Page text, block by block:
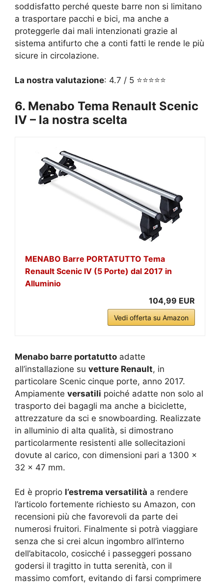
soddisfatto perché queste barre non si limitano
a trasportare pacchi e bici, ma anche a
proteggerle dai mali intenzionati grazie al
sistema antifurto che a conti fatti le rende le più
sicure in circolazione.
La nostra valutazione: 4.7 / 5 ⭐⭐⭐⭐⭐
6. Menabo Tema Renault Scenic
IV – la nostra scelta
MENABO Barre PORTATUTTO Tema
Renault Scenic IV (5 Porte) dal 2017 in
Alluminio
104,99 EUR
Vedi offerta su Amazon
Menabo barre portatutto adatte
all’installazione su vetture Renault, in
particolare Scenic cinque porte, anno 2017.
Ampiamente versatili poiché adatte non solo al
trasporto dei bagagli ma anche a biciclette,
attrezzature da sci e snowboarding. Realizzate
in alluminio di alta qualità, si dimostrano
particolarmente resistenti alle sollecitazioni
dovute al carico, con dimensioni pari a 1300 x
32 x 47 mm.
Ed è proprio l’estrema versatilità a rendere
l’articolo fortemente richiesto su Amazon, con
recensioni più che favorevoli da parte dei
numerosi fruitori. Finalmente si potrà viaggiare
senza che si crei alcun ingombro all’interno
dell’abitacolo, cosicché i passeggeri possano
godersi il tragitto in tutta serenità, con il
massimo comfort, evitando di farsi comprimere